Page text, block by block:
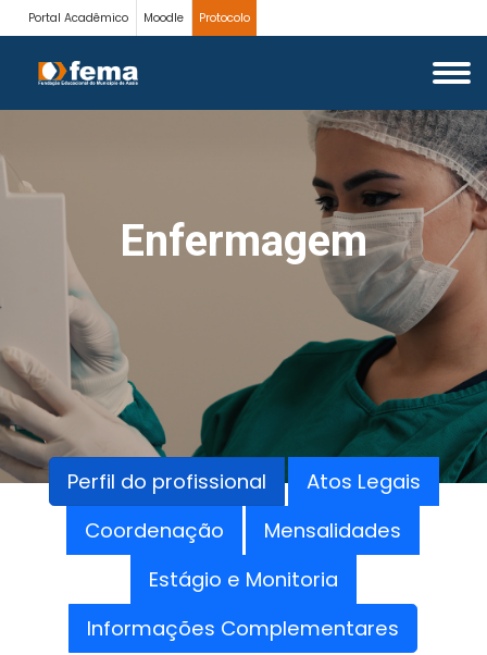
Portal Acadêmico Moodle Protocolo
Enfermagem
Perfil do profissional
Atos Legais
Coordenação
Mensalidades
Estágio e Monitoria
Informações Complementares